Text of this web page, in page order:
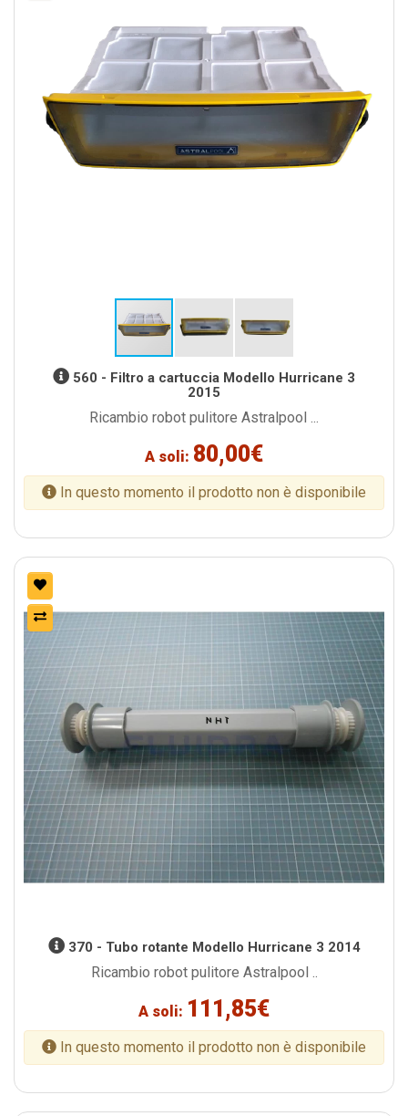
560 - Filtro a cartuccia Modello Hurricane 3
2015
Ricambio robot pulitore Astralpool ...
A soli: 80,00€
In questo momento il prodotto non è disponibile
370 - Tubo rotante Modello Hurricane 3 2014
Ricambio robot pulitore Astralpool ..
A soli: 111,85€
In questo momento il prodotto non è disponibile